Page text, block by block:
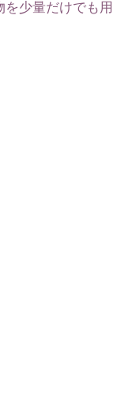
少量だけでも用